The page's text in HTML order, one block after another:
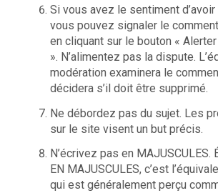
Si vous avez le sentiment
vous pouvez signaler le
en cliquant sur le bouton «
». N’alimentez pas la dispute.
modération examinera le
décidera s’il doit être supprimé.
Ne débordez pas du sujet. Les
sur le site visent un but précis.
N’écrivez pas en MAJUSCULES.
EN MAJUSCULES, c’est
qui est généralement perçu